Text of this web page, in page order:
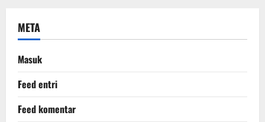
META
Masuk
Feed entri
Feed komentar